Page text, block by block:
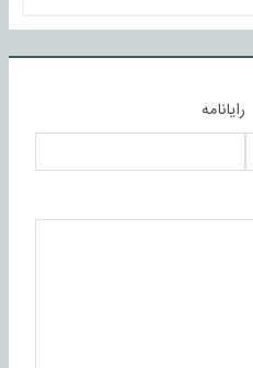
رایانامه